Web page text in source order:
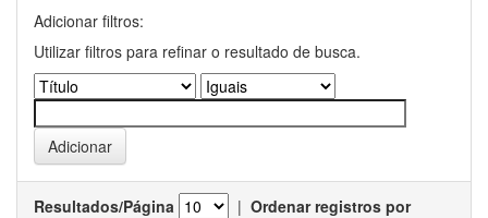
Adicionar filtros:
Utilizar filtros para refinar o resultado de busca.
Resultados/Página | Ordenar registros por